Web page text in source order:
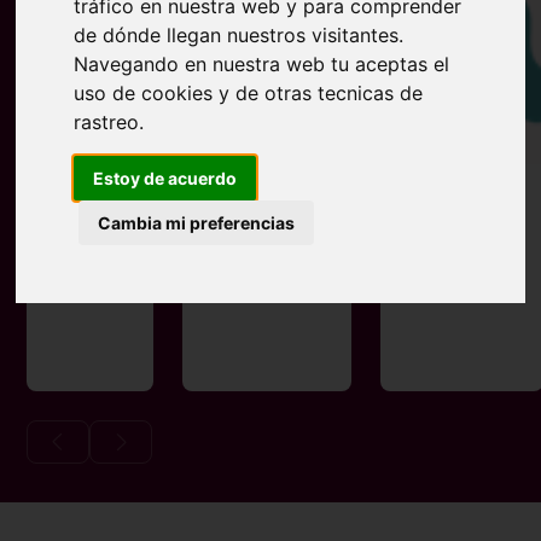
tráfico en nuestra web y para comprender
de dónde llegan nuestros visitantes.
Navegando en nuestra web tu aceptas el
uso de cookies y de otras tecnicas de
rastreo.
Estoy de acuerdo
Cambia mi preferencias
79
Barber
Joieria
Rellotgeria